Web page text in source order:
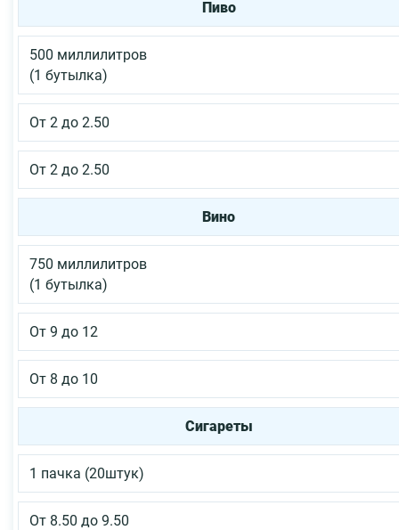
Пиво
500 миллилитров
(1 бутылка)
От 2 до 2.50
От 2 до 2.50
Вино
750 миллилитров
(1 бутылка)
От 9 до 12
От 8 до 10
Сигареты
1 пачка (20штук)
От 8.50 до 9.50